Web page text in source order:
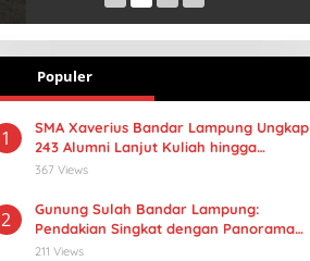
Populer
1
SMA Xaverius Bandar Lampung Ungkap
243 Alumni Lanjut Kuliah hingga
Mancanegara
367 Views
2
Gunung Sulah Bandar Lampung:
Pendakian Singkat dengan Panorama
Kota yang Memukau
211 Views